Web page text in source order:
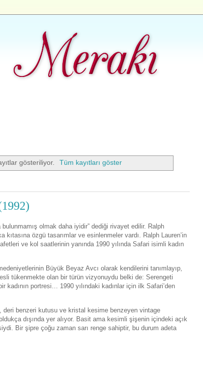
gösteriliyor. Tüm kayıtları göster
bulunmamış olmak daha iyidir” dediği rivayet edilir. Ralph
kıtasına özgü tasarımlar ve esinlenmeler vardı. Ralph Lauren’in
ve kol saatlerinin yanında 1990 yılında Safari isimli kadın
Büyük Beyaz Avcı olarak kendilerini tanımlayıp,
tükenmekte olan bir türün vizyonuydu belki de: Serengeti
portresi… 1990 yılındaki kadınlar için ilk Safari’den
deri benzeri kutusu ve kristal kesime benzeyen vintage
dışında yer alıyor. Basit ama kesimli şişenin içindeki açık
Bir şipre çoğu zaman sarı renge sahiptir, bu durum adeta